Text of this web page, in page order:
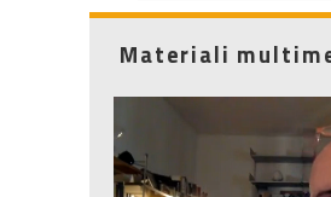
Materiali